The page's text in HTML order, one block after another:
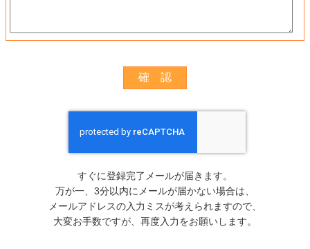
すぐに登録完了メールが届きます。
万が一、3分以内にメールが届かない場合は、
メールアドレスの入力ミスが考えられますので、
大変お手数ですが、再度入力をお願いします。